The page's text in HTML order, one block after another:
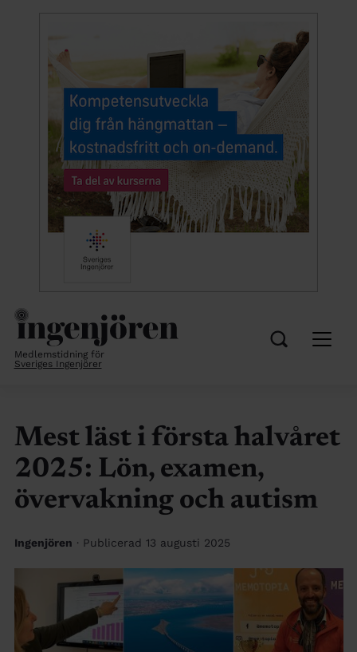
Medlemstidning för
Sveriges Ingenjörer
Mest läst i första halvåret
2025: Lön, examen,
övervakning och autism
Ingenjören · Publicerad 13 augusti 2025